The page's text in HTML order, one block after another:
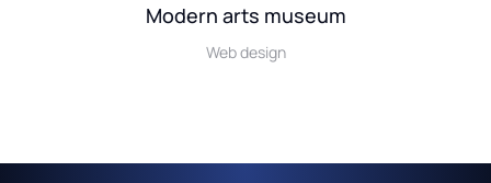
Modern arts museum
Web design